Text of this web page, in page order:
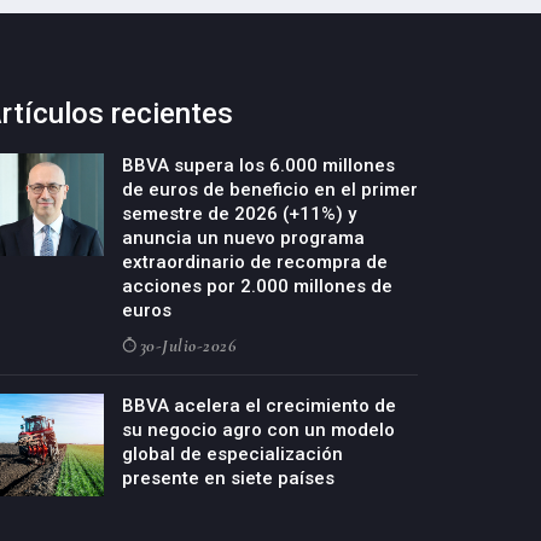
recientes
BBVA supera los 6.000 millones
de euros de beneficio en el primer
semestre de 2026 (+11%) y
anuncia un nuevo programa
extraordinario de recompra de
acciones por 2.000 millones de
euros
30-Julio-2026
BBVA acelera el crecimiento de
su negocio agro con un modelo
global de especialización
presente en siete países